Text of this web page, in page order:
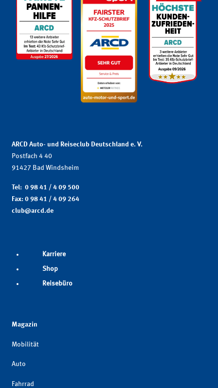
ARCD Auto- und Reiseclub Deutschland e. V.
Postfach 4 40
91427 Bad Windsheim
Tel: 0 98 41 / 4 09 500
Fax: 0 98 41 / 4 09 264
club@arcd.de
Karriere
Shop
Reisebüro
Magazin
Mobilität
Auto
Fahrrad